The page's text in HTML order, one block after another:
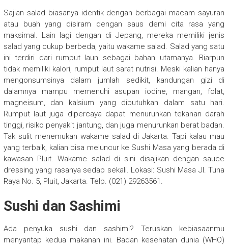
Sajian salad biasanya identik dengan berbagai macam sayuran
atau buah yang disiram dengan saus demi cita rasa yang
maksimal. Lain lagi dengan di Jepang, mereka memiliki jenis
salad yang cukup berbeda, yaitu wakame salad. Salad yang satu
ini terdiri dari rumput laun sebagai bahan utamanya. Biarpun
tidak memiliki kalori, rumput laut sarat nutrisi. Meski kalian hanya
mengonsumsinya dalam jumlah sedikit, kandungan gizi di
dalamnya mampu memenuhi asupan iodine, mangan, folat,
magneisum, dan kalsium yang dibutuhkan dalam satu hari.
Rumput laut juga dipercaya dapat menurunkan tekanan darah
tinggi, risiko penyakit jantung, dan juga menurunkan berat badan.
Tak sulit menemukan wakame salad di Jakarta. Tapi kalau mau
yang terbaik, kalian bisa meluncur ke Sushi Masa yang berada di
kawasan Pluit. Wakame salad di sini disajikan dengan sauce
dressing yang rasanya sedap sekali. Lokasi: Sushi Masa Jl. Tuna
Raya No. 5, Pluit, Jakarta. Telp. (021) 29263561.
Sushi dan Sashimi
Ada penyuka sushi dan sashimi? Teruskan kebiasaanmu
menyantap kedua makanan ini. Badan kesehatan dunia (WHO)